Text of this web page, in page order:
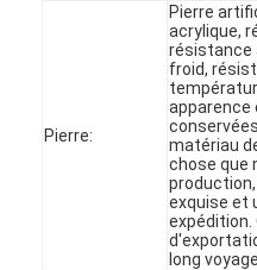
Le spectacle VR
À propos de nous
Visite de l'usine
Contrôle qualité
Pierre:
Pierre
acrylique,
résistance
froid,
apparence
matériau
chose que
exquise et
expédition.
long